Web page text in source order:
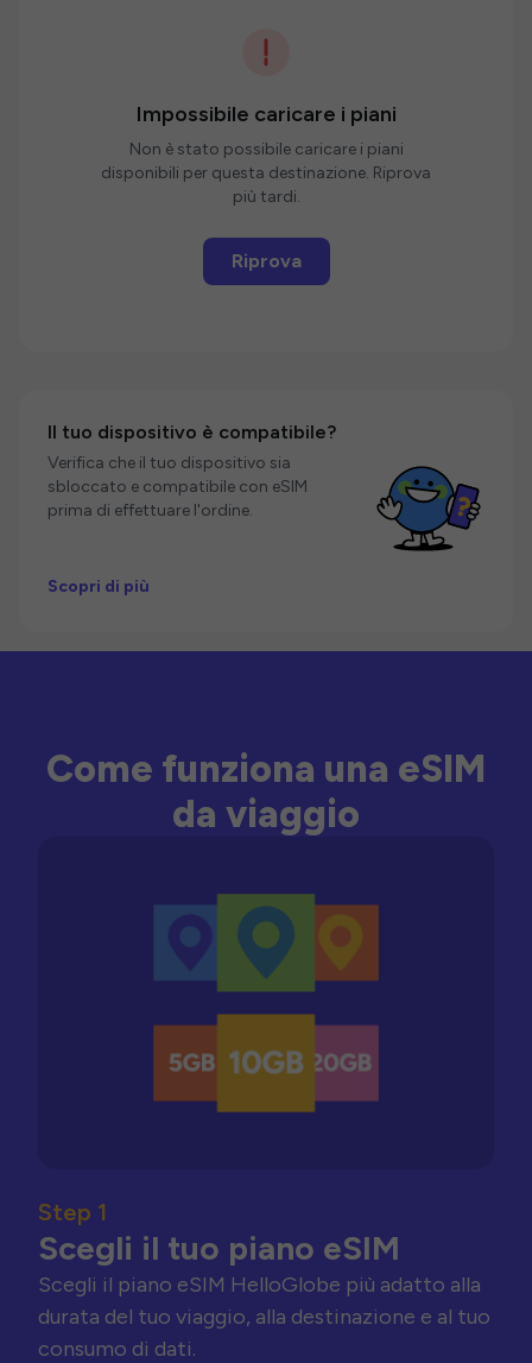
Impossibile caricare i piani
Non è stato possibile caricare i piani
disponibili per questa destinazione. Riprova
più tardi.
Riprova
Il tuo dispositivo è compatibile?
Verifica che il tuo dispositivo sia
sbloccato e compatibile con eSIM
prima di effettuare l'ordine.
Scopri di più
Come funziona una eSIM
da viaggio
Step 1
Scegli il tuo piano eSIM
Scegli il piano eSIM HelloGlobe più adatto alla
durata del tuo viaggio, alla destinazione e al tuo
consumo di dati.